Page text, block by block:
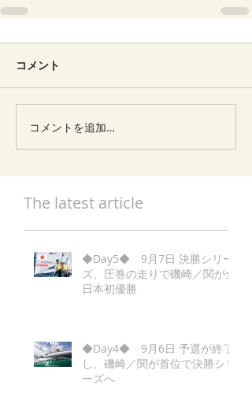
コメント
コメントを追加…
The latest article
◆Day5◆ 9月7日 決勝シリー
ズ、圧巻の走りで磯崎／関が全
日本初優勝
◆Day4◆ 9月6日 予選が終了
し、磯崎／関が首位で決勝シリ
ーズへ